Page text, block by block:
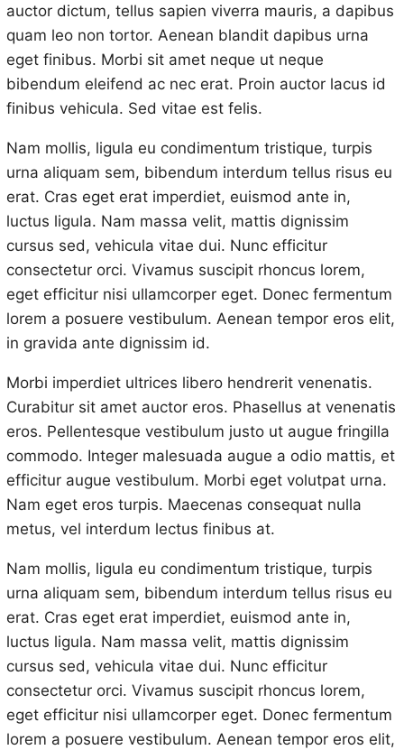
auctor dictum, tellus sapien viverra mauris, a dapibus
quam leo non tortor. Aenean blandit dapibus urna
eget finibus. Morbi sit amet neque ut neque
bibendum eleifend ac nec erat. Proin auctor lacus id
finibus vehicula. Sed vitae est felis.
Nam mollis, ligula eu condimentum tristique, turpis
urna aliquam sem, bibendum interdum tellus risus eu
erat. Cras eget erat imperdiet, euismod ante in,
luctus ligula. Nam massa velit, mattis dignissim
cursus sed, vehicula vitae dui. Nunc efficitur
consectetur orci. Vivamus suscipit rhoncus lorem,
eget efficitur nisi ullamcorper eget. Donec fermentum
lorem a posuere vestibulum. Aenean tempor eros elit,
in gravida ante dignissim id.
Morbi imperdiet ultrices libero hendrerit venenatis.
Curabitur sit amet auctor eros. Phasellus at venenatis
eros. Pellentesque vestibulum justo ut augue fringilla
commodo. Integer malesuada augue a odio mattis, et
efficitur augue vestibulum. Morbi eget volutpat urna.
Nam eget eros turpis. Maecenas consequat nulla
metus, vel interdum lectus finibus at.
Nam mollis, ligula eu condimentum tristique, turpis
urna aliquam sem, bibendum interdum tellus risus eu
erat. Cras eget erat imperdiet, euismod ante in,
luctus ligula. Nam massa velit, mattis dignissim
cursus sed, vehicula vitae dui. Nunc efficitur
consectetur orci. Vivamus suscipit rhoncus lorem,
eget efficitur nisi ullamcorper eget. Donec fermentum
lorem a posuere vestibulum. Aenean tempor eros elit,